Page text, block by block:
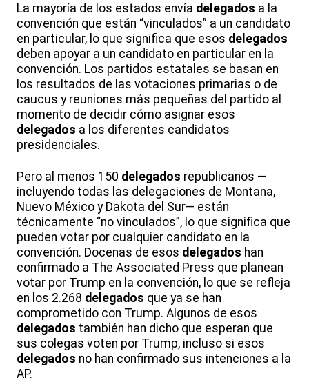
La mayoría de los estados envía delegados a la
convención que están “vinculados” a un candidato
en particular, lo que significa que esos delegados
deben apoyar a un candidato en particular en la
convención. Los partidos estatales se basan en
los resultados de las votaciones primarias o de
caucus y reuniones más pequeñas del partido al
momento de decidir cómo asignar esos
delegados a los diferentes candidatos
presidenciales.
Pero al menos 150 delegados republicanos —
incluyendo todas las delegaciones de Montana,
Nuevo México y Dakota del Sur— están
técnicamente “no vinculados”, lo que significa que
pueden votar por cualquier candidato en la
convención. Docenas de esos delegados han
confirmado a The Associated Press que planean
votar por Trump en la convención, lo que se refleja
en los 2.268 delegados que ya se han
comprometido con Trump. Algunos de esos
delegados también han dicho que esperan que
sus colegas voten por Trump, incluso si esos
delegados no han confirmado sus intenciones a la
AP.